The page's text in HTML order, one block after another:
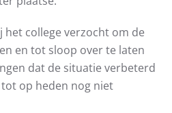
het college verzocht om de
en tot sloop over te laten
dat de situatie verbeterd
op heden nog niet